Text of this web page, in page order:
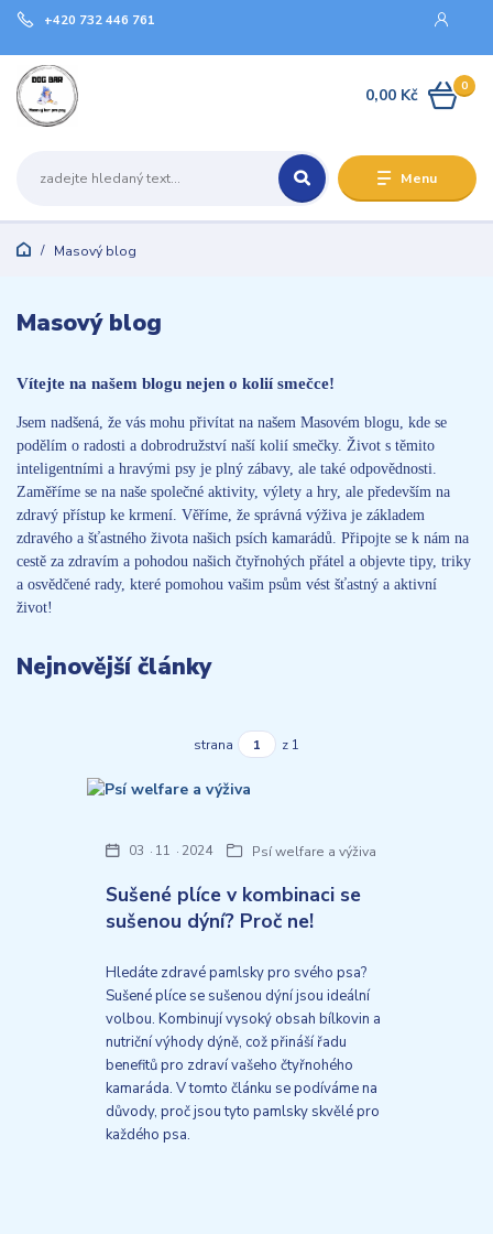
Menu
+420 732 446 761
0
0,00 Kč
Masový blog
Masový blog
Vítejte na našem blogu nejen o kolií smečce!
Jsem nadšená, že vás mohu přivítat na našem Masovém blogu, kde se
podělím o radosti a dobrodružství naší kolií smečky. Život s těmito
inteligentními a hravými psy je plný zábavy, ale také odpovědnosti.
Zaměříme se na naše společné aktivity, výlety a hry, ale především na
zdravý přístup ke krmení. Věříme, že správná výživa je základem
zdravého a šťastného života našich psích kamarádů. Připojte se k nám na
cestě za zdravím a pohodou našich čtyřnohých přátel a objevte tipy, triky
a osvědčené rady, které pomohou vašim psům vést šťastný a aktivní
život!
Nejnovější články
strana z 1
Sušené plíce v kombinaci se
sušenou dýní? Proč ne!
03 11 2024 Psí welfare a výživa
Hledáte zdravé pamlsky pro svého psa?
Sušené plíce se sušenou dýní jsou ideální
volbou. Kombinují vysoký obsah bílkovin a
nutriční výhody dýně, což přináší řadu
benefitů pro zdraví vašeho čtyřnohého
kamaráda. V tomto článku se podíváme na
důvody, proč jsou tyto pamlsky skvělé pro
každého psa.